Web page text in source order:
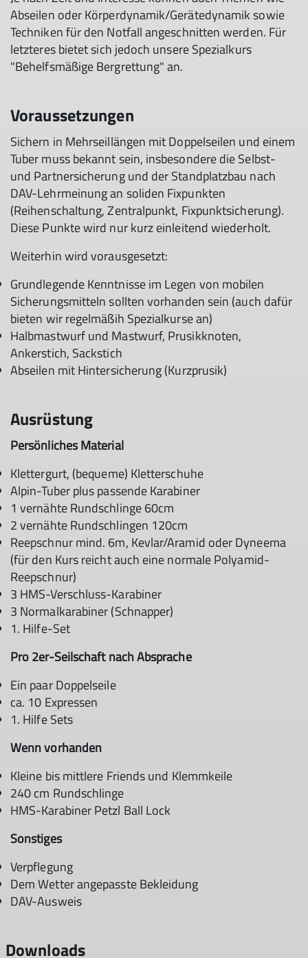
Abseilen oder Körperdynamik/Gerätedynamik sowie
Techniken für den Notfall angeschnitten werden. Für
letzteres bietet sich jedoch unsere Spezialkurs
"Behelfsmäßige Bergrettung" an.
Voraussetzungen
Sichern in Mehrseillängen mit Doppelseilen und einem
Tuber muss bekannt sein, insbesondere die Selbst-
und Partnersicherung und der Standplatzbau nach
DAV-Lehrmeinung an soliden Fixpunkten
(Reihenschaltung, Zentralpunkt, Fixpunktsicherung).
Diese Punkte wird nur kurz einleitend wiederholt.
Weiterhin wird vorausgesetzt:
Grundlegende Kenntnisse im Legen von mobilen
Sicherungsmitteln sollten vorhanden sein (auch dafür
bieten wir regelmäßih Spezialkurse an)
Halbmastwurf und Mastwurf, Prusikknoten,
Ankerstich, Sackstich
Abseilen mit Hintersicherung (Kurzprusik)
Ausrüstung
Persönliches Material
Klettergurt, (bequeme) Kletterschuhe
Alpin-Tuber plus passende Karabiner
1 vernähte Rundschlinge 60cm
2 vernähte Rundschlingen 120cm
Reepschnur mind. 6m, Kevlar/Aramid oder Dyneema
(für den Kurs reicht auch eine normale Polyamid-
Reepschnur)
3 HMS-Verschluss-Karabiner
3 Normalkarabiner (Schnapper)
1. Hilfe-Set
Pro 2er-Seilschaft nach Absprache
Ein paar Doppelseile
ca. 10 Expressen
1. Hilfe Sets
Wenn vorhanden
Kleine bis mittlere Friends und Klemmkeile
240 cm Rundschlinge
HMS-Karabiner Petzl Ball Lock
Sonstiges
Verpflegung
Dem Wetter angepasste Bekleidung
DAV-Ausweis
Downloads